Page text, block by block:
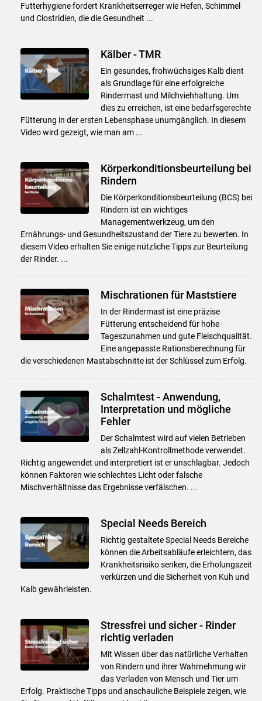
Skip to main content
Futterhygiene fordert Krankheitserreger wie Hefen, Schimmel
und Clostridien, die die Gesundheit ...
Kälber - TMR
Ein gesundes, frohwüchsiges Kalb dient
als Grundlage für eine erfolgreiche
Rindermast und Milchviehhaltung. Um
dies zu erreichen, ist eine bedarfsgerechte
Fütterung in der ersten Lebensphase unumgänglich. In diesem
Video wird gezeigt, wie man am ...
Körperkonditionsbeurteilung bei
Rindern
Die Körperkonditionsbeurteilung (BCS) bei
Rindern ist ein wichtiges
Managementwerkzeug, um den
Ernährungs- und Gesundheitszustand der Tiere zu bewerten. In
diesem Video erhalten Sie einige nützliche Tipps zur Beurteilung
der Rinder. ...
Mischrationen für Maststiere
In der Rindermast ist eine präzise
Fütterung entscheidend für hohe
Tageszunahmen und gute Fleischqualität.
Eine angepasste Rationsberechnung für
die verschiedenen Mastabschnitte ist der Schlüssel zum Erfolg.
Schalmtest - Anwendung,
Interpretation und mögliche
Fehler
Der Schalmtest wird auf vielen Betrieben
als Zellzahl-Kontrollmethode verwendet.
Richtig angewendet und interpretiert ist er unschlagbar. Jedoch
können Faktoren wie schlechtes Licht oder falsche
Mischverhältnisse das Ergebnisse verfälschen. ...
Special Needs Bereich
Richtig gestaltete Special Needs Bereiche
können die Arbeitsabläufe erleichtern, das
Krankheitsrisiko senken, die Erholungszeit
verkürzen und die Sicherheit von Kuh und
Kalb gewährleisten.
Stressfrei und sicher - Rinder
richtig verladen
Mit Wissen über das natürliche Verhalten
von Rindern und ihrer Wahrnehmung wir
das Verladen von Mensch und Tier um
Erfolg. Praktische Tipps und anschauliche Beispiele zeigen, wie